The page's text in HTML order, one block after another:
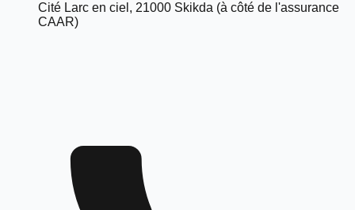
Cité Larc en ciel, 21000 Skikda (à côté de l'assurance
CAAR)